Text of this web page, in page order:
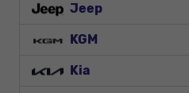
Jeep
KGM
Kia